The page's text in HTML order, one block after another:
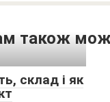
також
склад і як